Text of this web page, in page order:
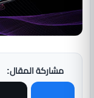
مشاركة المقال: